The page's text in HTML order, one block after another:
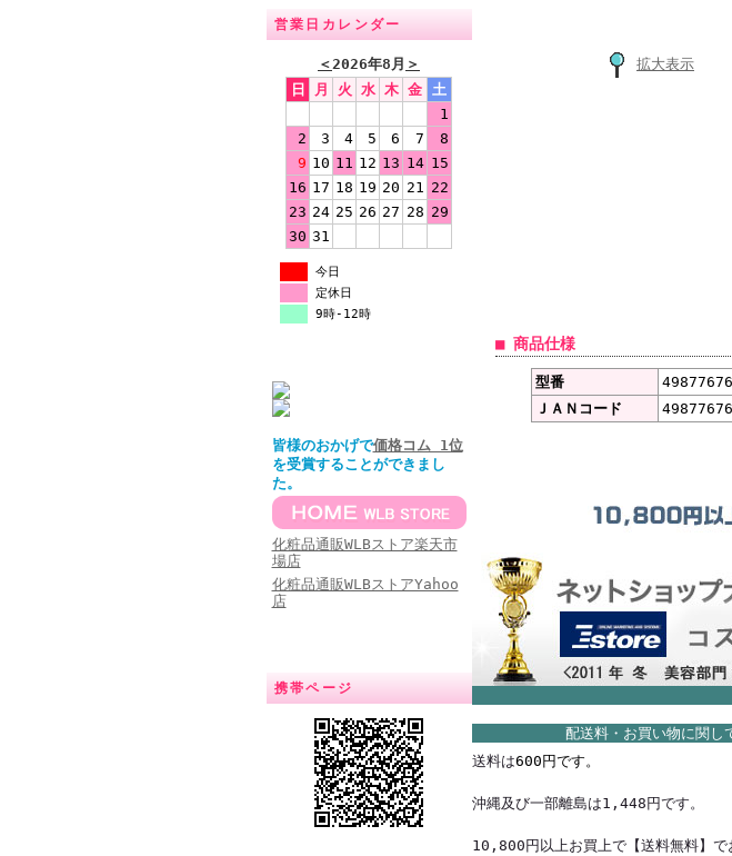
営業日カレンダー
＜2026年8月 ＞
日
月 火 水 木 金 土
1
2
3 4 5 6 7
8
9 10 11 12 13 14 15
16 17 18 19 20 21 22
23 24 25 26 27 28 29
30 31
今日
定休日
9時-12時
皆様のおかげで価格コム 1位
を受賞することができまし
た。
化粧品通販WLBストア楽天市
場店
化粧品通販WLBストアYahoo
店
携帯ページ
拡大表示
■ 商品仕様
型番
ＪＡＮコード
配送料・お買い物に関し
送料は600円です。
沖縄及び一部離島は1,448円です。
10,800円以上お買上で【送料無料】で